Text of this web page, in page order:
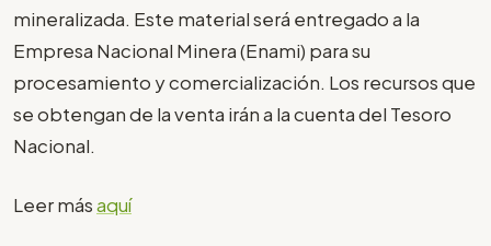
mineralizada. Este material será entregado a la
Empresa Nacional Minera (Enami) para su
procesamiento y comercialización. Los recursos que
se obtengan de la venta irán a la cuenta del Tesoro
Nacional.
Leer másaquí